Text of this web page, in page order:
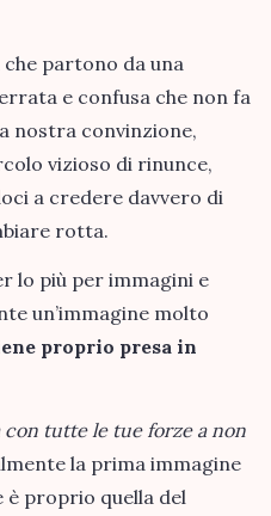
partono da una
e confusa che non fa
nostra convinzione,
vizioso di rinunce,
a credere davvero di
rotta.
lo più per immagini e
un’immagine molto
proprio presa in
con tutte le tue forze a non
la prima immagine
è proprio quella del